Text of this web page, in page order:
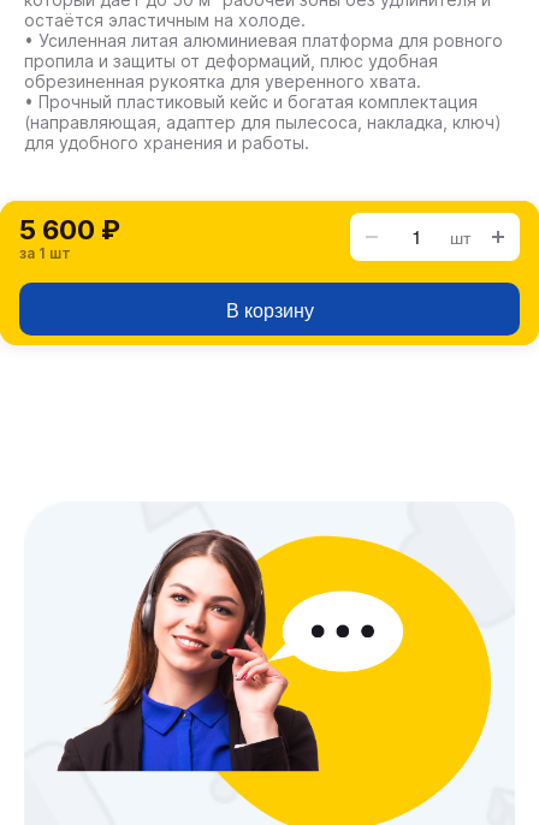
остаётся эластичным на холоде.
• Усиленная литая алюминиевая платформа для ровного
пропила и защиты от деформаций, плюс удобная
обрезиненная рукоятка для уверенного хвата.
• Прочный пластиковый кейс и богатая комплектация
(направляющая, адаптер для пылесоса, накладка, ключ)
для удобного хранения и работы.
5 600 ₽
за 1 шт
шт
В корзину